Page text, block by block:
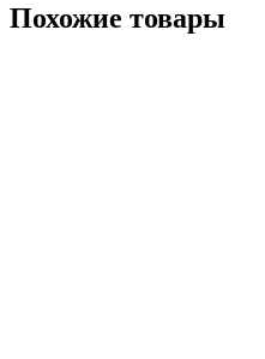
Похожие товары